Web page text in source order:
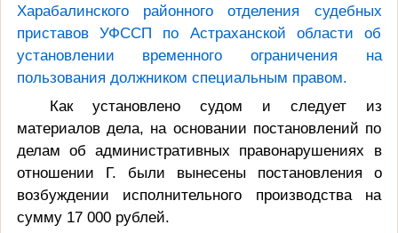
Харабалинского районного отделения судебных
приставов УФССП по Астраханской области об
установлении временного ограничения на
пользования должником специальным правом.
Как установлено судом и следует из
материалов дела, на основании постановлений по
делам об административных правонарушениях в
отношении Г. были вынесены постановления о
возбуждении исполнительного производства на
сумму 17 000 рублей.